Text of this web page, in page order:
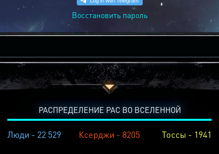
Восстановить пароль
РАСПРЕДЕЛЕНИЕ РАС ВО ВСЕЛЕННОЙ
Люди - 22 529 Ксерджи - 8205 Тоссы - 1941